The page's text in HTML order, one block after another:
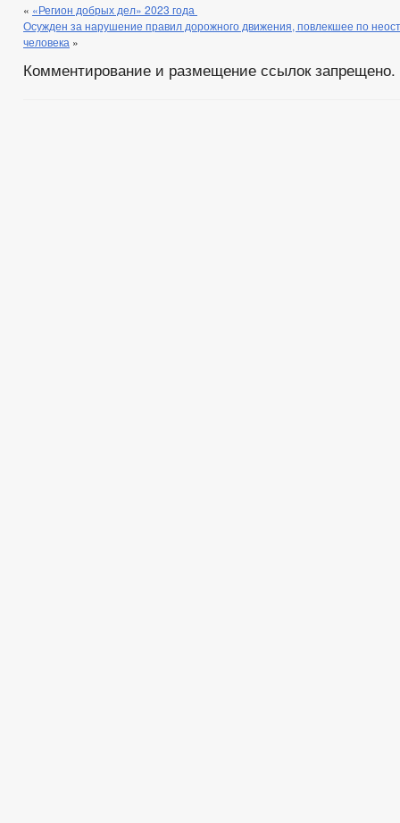
« «Регион добрых дел» 2023 года
Осужден за нарушение правил дорожного движения, повлекшее по
человека »
Комментирование и размещение ссылок запрещено.